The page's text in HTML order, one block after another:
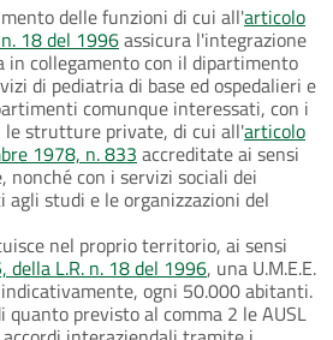
delle funzioni di cui all'articolo
18 del 1996assicura l'integrazione
in collegamento con il dipartimento
di pediatria di base ed ospedalieri e
comunque interessati, con i
strutture private, di cui all'articolo
1978, n. 833 accreditate ai sensi
con i servizi sociali dei
studi e le organizzazioni del
nel proprio territorio, ai sensi
della L.R. n. 18 del 1996, una U.M.E.E.
ogni 50.000 abitanti.
quanto previsto al comma 2 le AUSL